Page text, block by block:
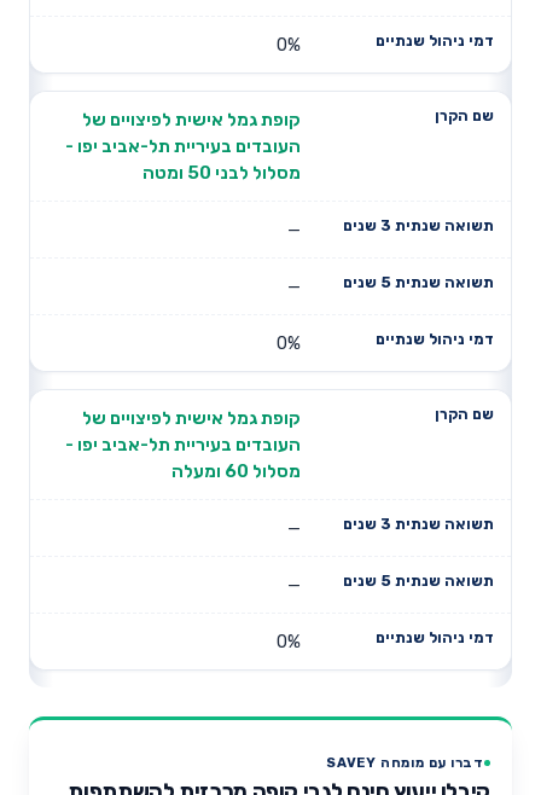
0%
קופת גמל אישית לפיצויים של
העובדים בעיריית תל-אביב יפו -
מסלול לבני 50 ומטה
—
—
0%
קופת גמל אישית לפיצויים של
העובדים בעיריית תל-אביב יפו -
מסלול 60 ומעלה
—
—
0%
דברו עם מומחה SAVEY